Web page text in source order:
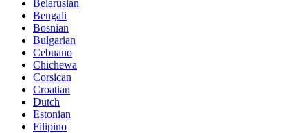
Belarusian
Bengali
Bosnian
Bulgarian
Cebuano
Chichewa
Corsican
Croatian
Dutch
Estonian
Filipino